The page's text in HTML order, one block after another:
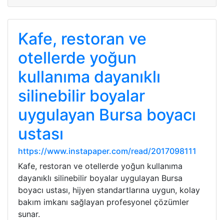
Kafe, restoran ve
otellerde yoğun
kullanıma dayanıklı
silinebilir boyalar
uygulayan Bursa boyacı
ustası
https://www.instapaper.com/read/2017098111
Kafe, restoran ve otellerde yoğun kullanıma
dayanıklı silinebilir boyalar uygulayan Bursa
boyacı ustası, hijyen standartlarına uygun, kolay
bakım imkanı sağlayan profesyonel çözümler
sunar.